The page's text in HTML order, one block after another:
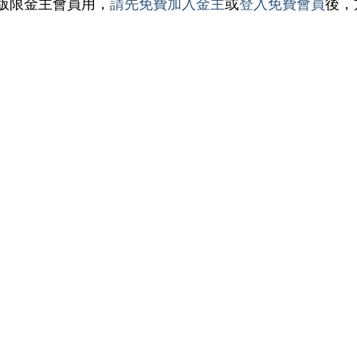
限金主會員用， 請先免費加入金主或登入免費會員後，